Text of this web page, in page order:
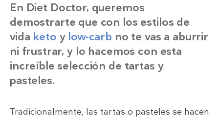
En Diet Doctor, queremos
demostrarte que con los estilos de
vida keto y low-carb no te vas a aburrir
ni frustrar, y lo hacemos con esta
increíble selección de tartas y
pasteles.
Tradicionalmente, las tartas o pasteles se hacen